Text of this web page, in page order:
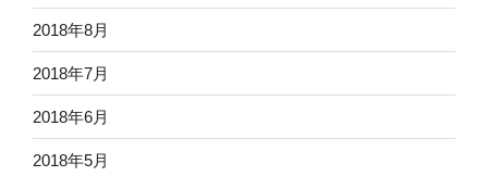
2018年8月
2018年7月
2018年6月
2018年5月